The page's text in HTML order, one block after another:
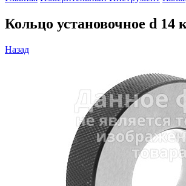
Кольцо установочное d 14
Назад